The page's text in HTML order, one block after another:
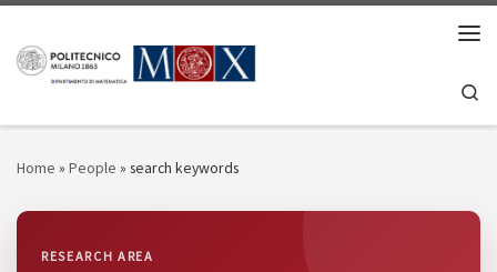
Home » People » search keywords
RESEARCH AREA